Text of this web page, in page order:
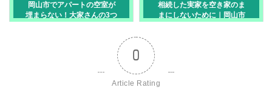
岡山市でアパートの空室が
埋まらない！大家さんの3つ
相続した実家を空き家のま
まにしないために｜岡山市
0
Article Rating